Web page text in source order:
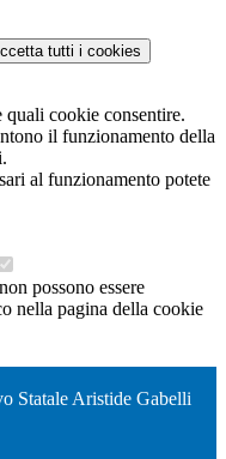
tutti i cookies
quali cookie consentire.
il funzionamento della
al funzionamento potete
possono essere
nella pagina della cookie
Statale Aristide Gabelli